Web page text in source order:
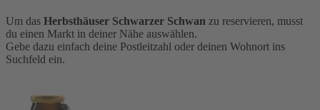
Um das Herbsthäuser Schwarzer Schwan zu reservieren, musst
du einen Markt in deiner Nähe auswählen.
Gebe dazu einfach deine Postleitzahl oder deinen Wohnort ins
Suchfeld ein.